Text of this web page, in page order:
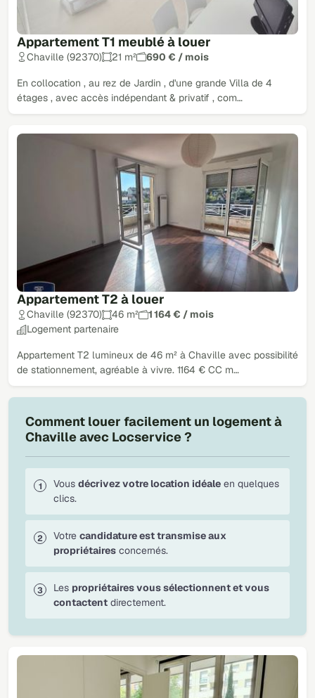
Appartement T1 meublé à louer
Chaville (92370) 21 m² 690 € / mois
En collocation , au rez de Jardin , d'une grande Villa de 4
étages , avec accès indépendant & privatif , com…
Appartement T2 à louer
Chaville (92370) 46 m²
1 164 € / mois
Logement partenaire
Appartement T2 lumineux de 46 m² à Chaville avec possibilité
de stationnement, agréable à vivre. 1164 € CC m…
Comment louer facilement un logement à
Chaville avec Locservice ?
Vous décrivez votre location idéale en quelques
clics.
Votre candidature est transmise aux
propriétaires concernés.
Les propriétaires vous sélectionnent et vous
contactent directement.